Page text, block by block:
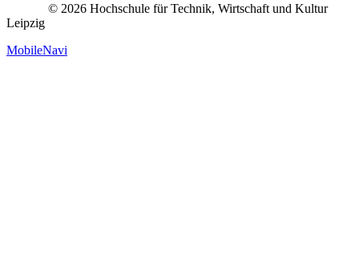
© 2026 Hochschule für Technik, Wirtschaft und Kultur
Leipzig
MobileNavi